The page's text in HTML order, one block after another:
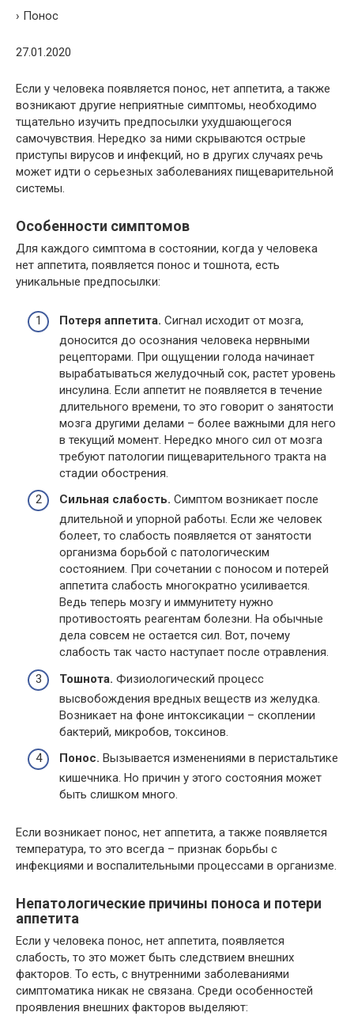
› Понос
27.01.2020
Если у человека появляется понос, нет аппетита, а также
возникают другие неприятные симптомы, необходимо
тщательно изучить предпосылки ухудшающегося
самочувствия. Нередко за ними скрываются острые
приступы вирусов и инфекций, но в других случаях речь
может идти о серьезных заболеваниях пищеварительной
системы.
Особенности симптомов
Для каждого симптома в состоянии, когда у человека
нет аппетита, появляется понос и тошнота, есть
уникальные предпосылки:
Потеря аппетита. Сигнал исходит от мозга,
доносится до осознания человека нервными
рецепторами. При ощущении голода начинает
вырабатываться желудочный сок, растет уровень
инсулина. Если аппетит не появляется в течение
длительного времени, то это говорит о занятости
мозга другими делами – более важными для него
в текущий момент. Нередко много сил от мозга
требуют патологии пищеварительного тракта на
стадии обострения.
Сильная слабость. Симптом возникает после
длительной и упорной работы. Если же человек
болеет, то слабость появляется от занятости
организма борьбой с патологическим
состоянием. При сочетании с поносом и потерей
аппетита слабость многократно усиливается.
Ведь теперь мозгу и иммунитету нужно
противостоять реагентам болезни. На обычные
дела совсем не остается сил. Вот, почему
слабость так часто наступает после отравления.
Тошнота. Физиологический процесс
высвобождения вредных веществ из желудка.
Возникает на фоне интоксикации – скоплении
бактерий, микробов, токсинов.
Понос. Вызывается изменениями в перистальтике
кишечника. Но причин у этого состояния может
быть слишком много.
Если возникает понос, нет аппетита, а также появляется
температура, то это всегда – признак борьбы с
инфекциями и воспалительными процессами в организме.
Непатологические причины поноса и потери
аппетита
Если у человека понос, нет аппетита, появляется
слабость, то это может быть следствием внешних
факторов. То есть, с внутренними заболеваниями
симптоматика никак не связана. Среди особенностей
проявления внешних факторов выделяют: